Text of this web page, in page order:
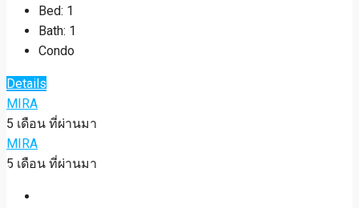
Bed: 1
Bath: 1
Condo
Details
MIRA
5 เดือน ที่ผ่านมา
MIRA
5 เดือน ที่ผ่านมา